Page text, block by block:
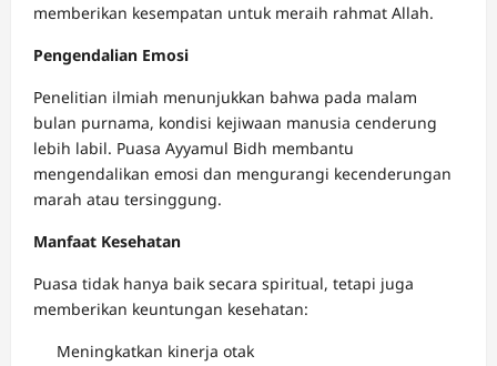
memberikan kesempatan untuk meraih rahmat Allah.
Pengendalian Emosi
Penelitian ilmiah menunjukkan bahwa pada malam
bulan purnama, kondisi kejiwaan manusia cenderung
lebih labil. Puasa Ayyamul Bidh membantu
mengendalikan emosi dan mengurangi kecenderungan
marah atau tersinggung.
Manfaat Kesehatan
Puasa tidak hanya baik secara spiritual, tetapi juga
memberikan keuntungan kesehatan:
Meningkatkan kinerja otak